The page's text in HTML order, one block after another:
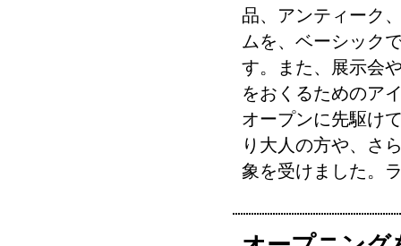
品、アンティーク
ムを、ベーシック
す。また、展示会
をおくるためのア
オープンに先駆け
り大人の方や、さ
象を受けました。